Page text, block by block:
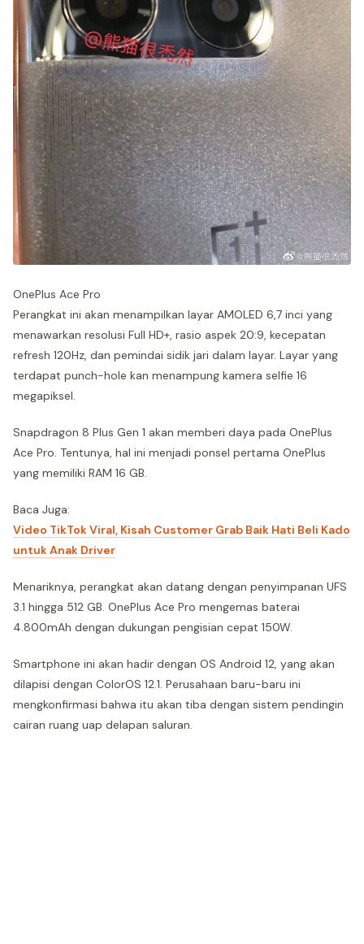
OnePlus Ace Pro
Perangkat ini akan menampilkan layar AMOLED 6,7 inci yang
menawarkan resolusi Full HD+, rasio aspek 20:9, kecepatan
refresh 120Hz, dan pemindai sidik jari dalam layar. Layar yang
terdapat punch-hole kan menampung kamera selfie 16
megapiksel.
Snapdragon 8 Plus Gen 1 akan memberi daya pada OnePlus
Ace Pro. Tentunya, hal ini menjadi ponsel pertama OnePlus
yang memiliki RAM 16 GB.
Baca Juga:
Video TikTok Viral, Kisah Customer Grab Baik Hati Beli Kado
untuk Anak Driver
Menariknya, perangkat akan datang dengan penyimpanan UFS
3.1 hingga 512 GB. OnePlus Ace Pro mengemas baterai
4.800mAh dengan dukungan pengisian cepat 150W.
Smartphone ini akan hadir dengan OS Android 12, yang akan
dilapisi dengan ColorOS 12.1. Perusahaan baru-baru ini
mengkonfirmasi bahwa itu akan tiba dengan sistem pendingin
cairan ruang uap delapan saluran.